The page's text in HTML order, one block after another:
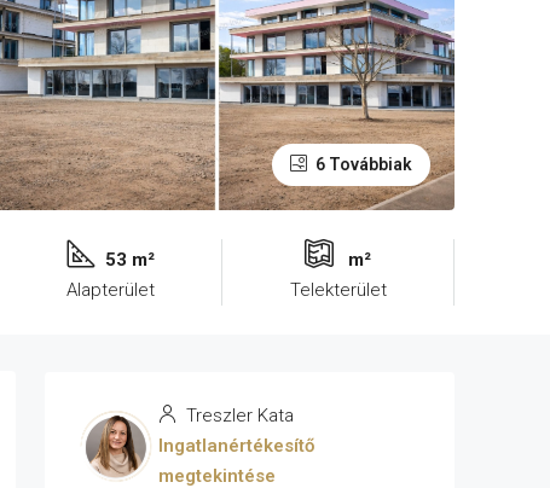
6 Továbbiak
53 m²
Alapterület
m²
Telekterület
Treszler Kata
Ingatlanértékesítő
megtekintése